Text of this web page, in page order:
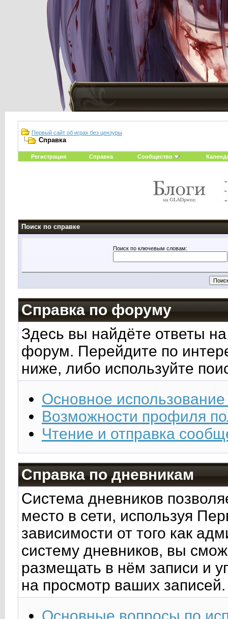
Первый сайт об играх без цензуры
Справка
Регистрация Справка Сообщество
Поиск по справке
Поиск по ключевым словам:
Справка по форуму
Здесь вы найдёте ответы
форум. Перейдите по
ниже, либо используйте
Основное
Возможности профиля
Чтение и отправка
Справка по дневникам
Система дневников
место в сети, используя
зависимости от того как
систему дневников, вы
размещать в нём записи и
на просмотр ваших записей.